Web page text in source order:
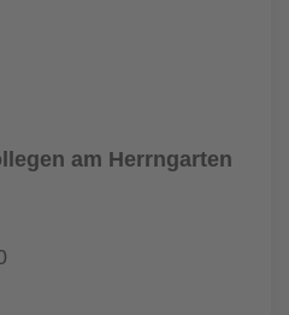
am Herrngarten